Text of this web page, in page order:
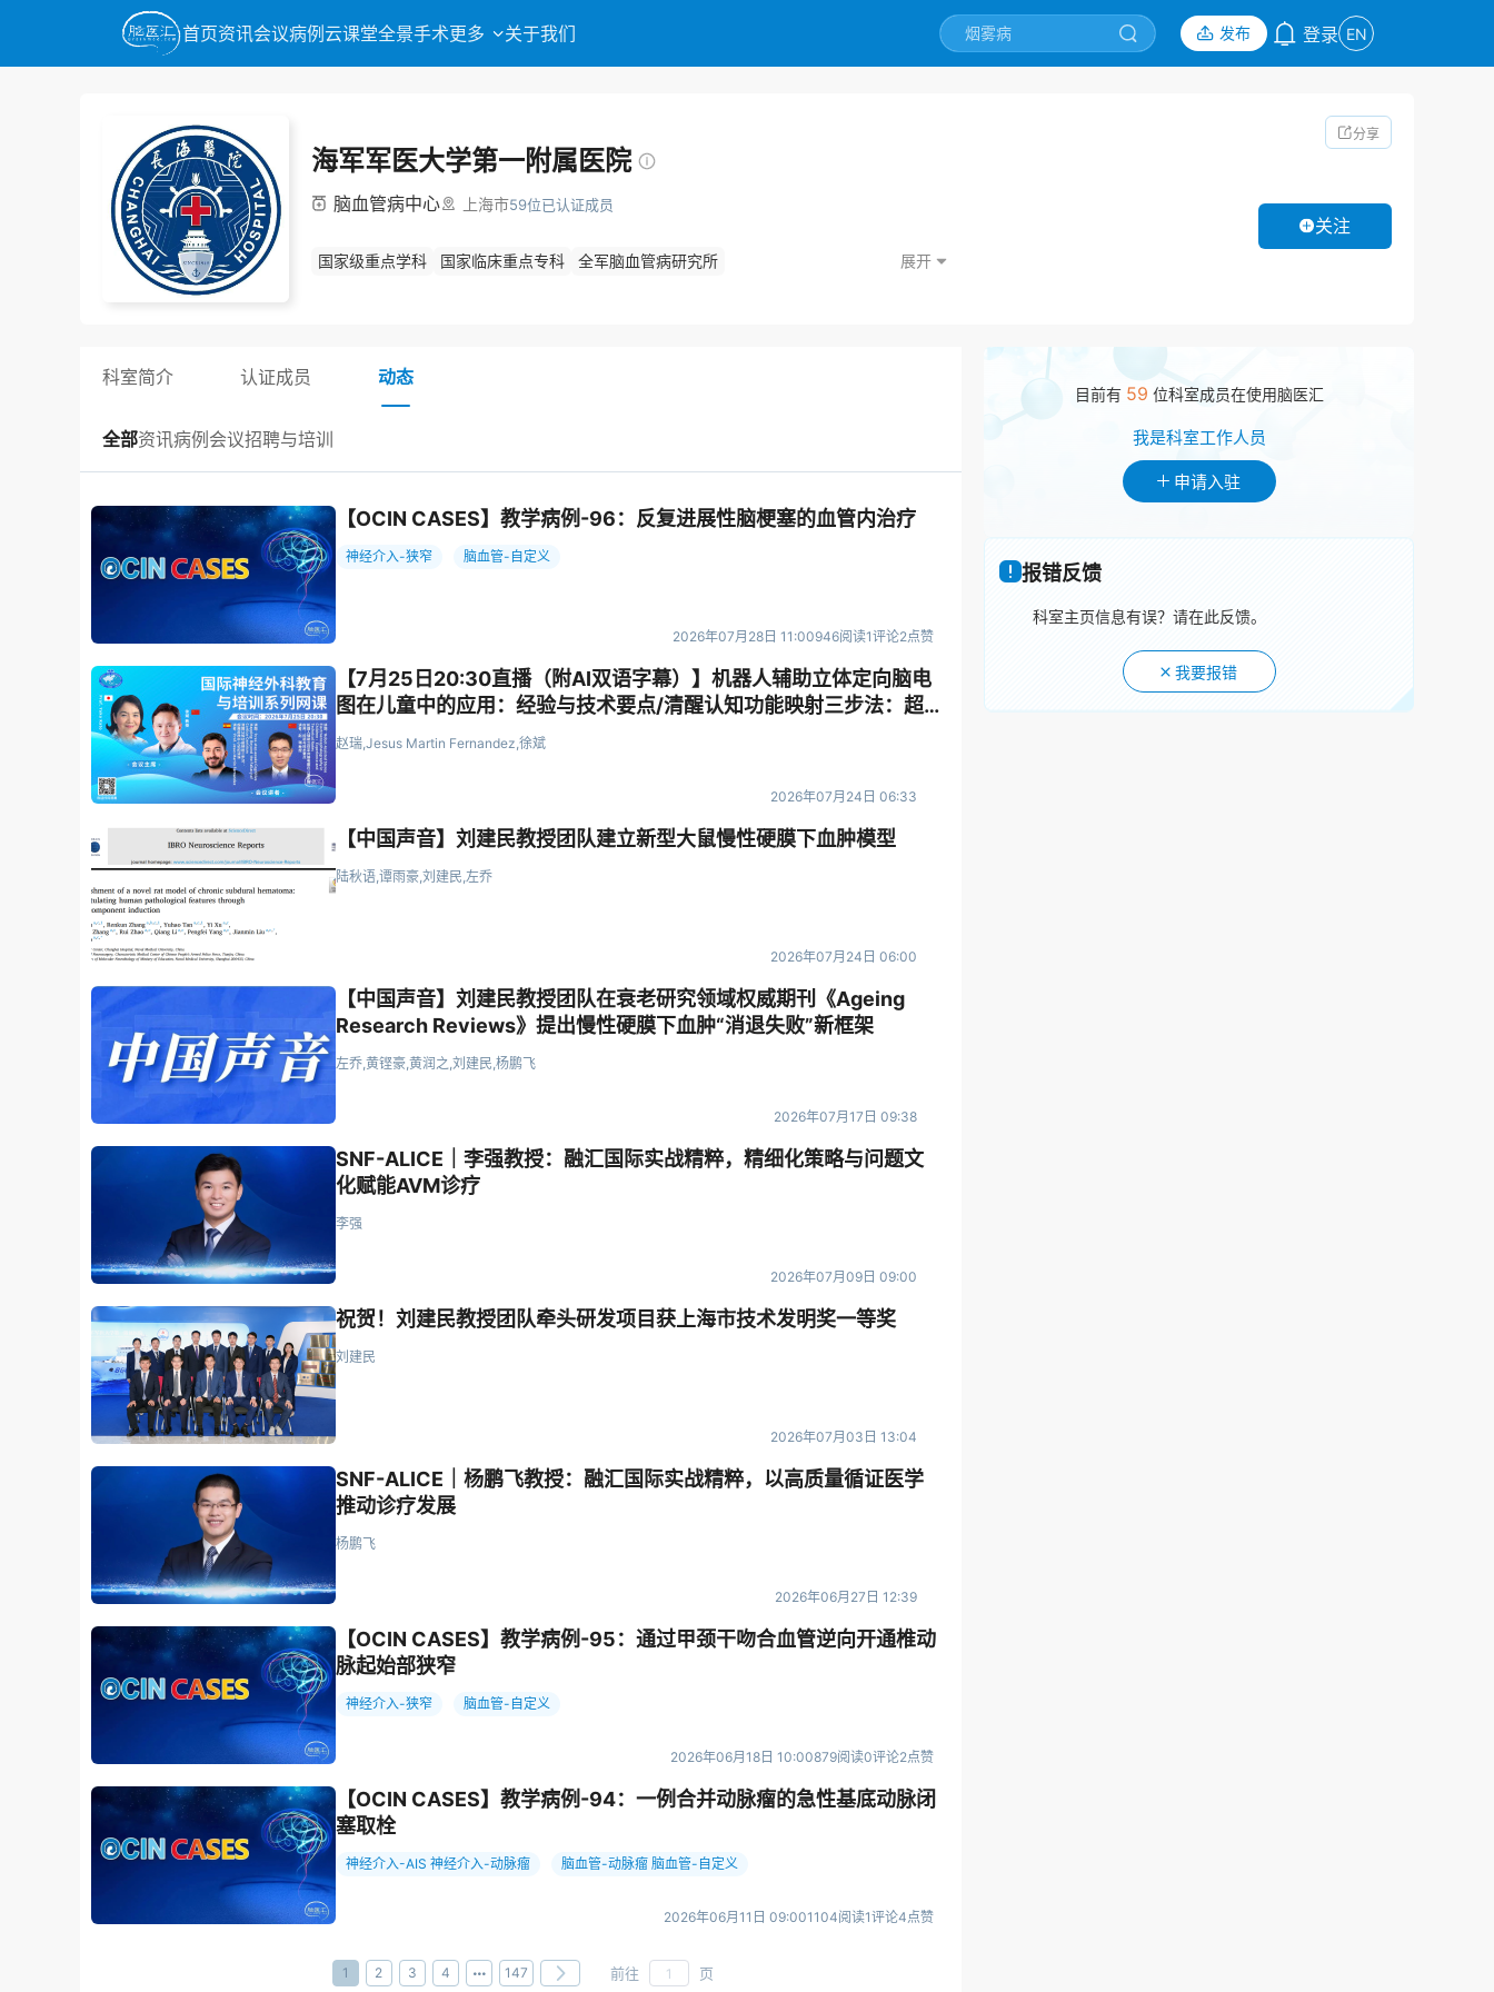
首页资讯会议病例 云课堂全景手术更多 关于我们 发布 登录 EN
海军军医大学第一附属医院
脑血管病中心 上海市59位已认证成员
国家级重点学科 国家临床重点专科
全军脑血管病研究所
展开
分享
关注
科室简介 认证成员 动态
全部资讯病例 会议招聘与培训
【OCIN CASES】教学病例-96：反复进展性脑梗塞的血管内治疗
神经介入-狭窄 脑血管-自定义
2026年07月28日 11:00946阅读1评论2点赞
【7月25日20:30直播（附AI双语字幕）】机器人辅助立体定向脑电
图在儿童中的应用：经验与技术要点/清醒认知功能映射三步法：超
越皮质中心论的谬误 ，国际神经外科教育与培训系列网课
赵瑞,Jesus Martin Fernandez,徐斌
2026年07月24日 06:33
【中国声音】刘建民教授团队建立新型大鼠慢性硬膜下血肿模型
陆秋语,谭雨豪,刘建民,左乔
2026年07月24日 06:00
【中国声音】刘建民教授团队在衰老研究领域权威期刊《Ageing
Research Reviews》提出慢性硬膜下血肿“消退失败”新框架
左乔,黄铿豪,黄润之,刘建民,杨鹏飞
2026年07月17日 09:38
SNF-ALICE｜李强教授：融汇国际实战精粹，精细化策略与问题文
化赋能AVM诊疗
李强
2026年07月09日 09:00
祝贺！刘建民教授团队牵头研发项目获上海市技术发明奖一等奖
刘建民
2026年07月03日 13:04
SNF-ALICE｜杨鹏飞教授：融汇国际实战精粹，以高质量循证医学
推动诊疗发展
杨鹏飞
2026年06月27日 12:39
【OCIN CASES】教学病例-95：通过甲颈干吻合血管逆向开通椎动
脉起始部狭窄
神经介入-狭窄 脑血管-自定义
2026年06月18日 10:00879阅读0评论2点赞
【OCIN CASES】教学病例-94：一例合并动脉瘤的急性基底动脉闭
塞取栓
神经介入-AIS 神经介入-动脉瘤 脑血管-动脉瘤 脑血管-自定义
2026年06月11日 09:001104阅读1评论4点赞
1 2 3 4 147 前往 页
目前有 59 位科室成员在使用脑医汇
我是科室工作人员
申请入驻
报错反馈
科室主页信息有误？请在此反馈。
我要报错